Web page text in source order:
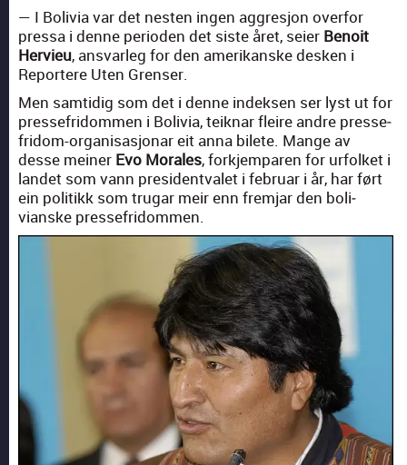
— I Bolivia var det nesten ingen aggresjon over­for
pres­sa i denne peri­o­den det siste året, seier Benoit
Hervieu, ans­var­leg for den amerikanske desken i
Reportere Uten Grenser.
Men sam­tidig som det i denne indek­sen ser lyst ut for
presse­fridom­men i Bolivia, teik­nar fleire andre presse­
fridom-organ­isas­jonar eit anna bilete. Mange av
desse mein­er Evo Morales, fork­jem­paren for urfolket i
lan­det som vann pres­i­dent­valet i feb­ru­ar i år, har ført
ein poli­tikk som tru­gar meir enn frem­jar den boli­
vianske presse­fridom­men.